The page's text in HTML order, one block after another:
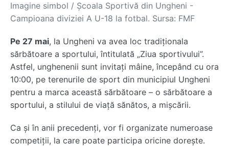
Imagine simbol / Şcoala Sportivă din Ungheni -
Campioana diviziei A U-18 la fotbal. Sursa: FMF
Pe 27 mai, la Ungheni va avea loc tradiționala
sărbătoare a sportului, întitulată „Ziua sportivului”.
Astfel, unghenenii sunt invitați mâine, începând cu ora
10:00, pe terenurile de sport din municipiul Ungheni
pentru a marca această sărbătoare – o sărbătoare a
sportului, a stilului de viață sănătos, a mișcării.
Ca și în anii precedenți, vor fi organizate numeroase
competiții, la care poate participa oricine dorește.